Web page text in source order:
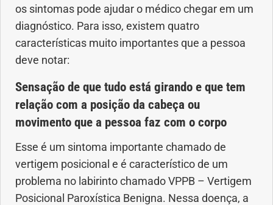
Medicia Alternativa
Nutrição
Picada de Cobra
Problemas Cardíacos
os sintomas pode ajudar o médico chegar em um
diagnóstico. Para isso, existem quatro
características muito importantes que a pessoa
deve notar:
Sensação de que tudo está girando e que tem
relação com a posição da cabeça ou
movimento que a pessoa faz com o corpo
Esse é um sintoma importante chamado de
vertigem posicional e é característico de um
problema no labirinto chamado VPPB – Vertigem
Posicional Paroxística Benigna. Nessa doença, a